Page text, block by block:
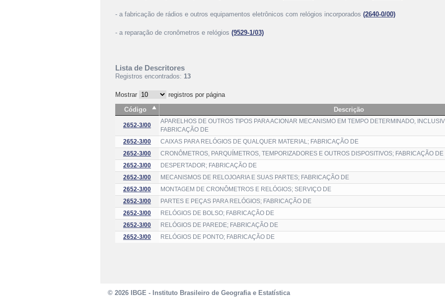
- a fabricação de rádios e outros equipamentos eletrônicos com relógios incorporados (2640-0/00)
- a reparação de cronômetros e relógios (9529-1/03)
Lista de Descritores
Registros encontrados: 13
Mostrar
registros por página
Código
Descrição
2652-3/00
APARELHOS DE OUTROS TIPOS PARA ACIONAR MECANISMO EM TEMPO DETERMINADO,
FABRICAÇÃO DE
2652-3/00
CAIXAS PARA RELÓGIOS DE QUALQUER MATERIAL; FABRICAÇÃO DE
2652-3/00
CRONÔMETROS, PARQUÍMETROS, TEMPORIZADORES E OUTROS DISPOSITIVOS; FABRICAÇÃO DE
2652-3/00
DESPERTADOR; FABRICAÇÃO DE
2652-3/00
MECANISMOS DE RELOJOARIA E SUAS PARTES; FABRICAÇÃO DE
2652-3/00
MONTAGEM DE CRONÔMETROS E RELÓGIOS; SERVIÇO DE
2652-3/00
PARTES E PEÇAS PARA RELÓGIOS; FABRICAÇÃO DE
2652-3/00
RELÓGIOS DE BOLSO; FABRICAÇÃO DE
2652-3/00
RELÓGIOS DE PAREDE; FABRICAÇÃO DE
2652-3/00
RELÓGIOS DE PONTO; FABRICAÇÃO DE
© 2026 IBGE - Instituto Brasileiro de Geografia e Estatística